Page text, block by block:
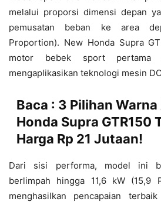
melalui proporsi dimensi depan
pemusatan beban ke area
Proportion). New Honda Supra
motor bebek sport pertama
mengaplikasikan teknologi mesin
Baca : 3 Pilihan Warna
Honda Supra GTR150
Harga Rp 21 Jutaan!
Dari sisi performa, model ini
berlimpah hingga 11,6 kW
menghasilkan pencapaian